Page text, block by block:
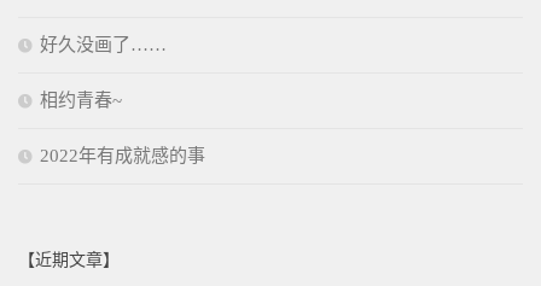
好久没画了……
相约青春~
2022年有成就感的事
【近期文章】